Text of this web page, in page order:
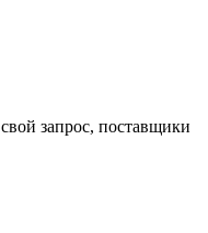
свой запрос, поставщики